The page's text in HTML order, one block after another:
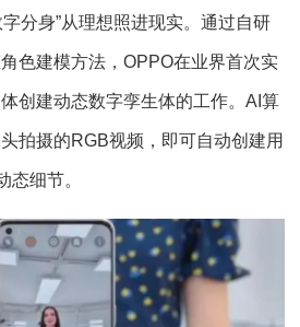
分身”从理想照进现实。通过自研
色建模方法，OPPO在业界首次实
创建动态数字孪生体的工作。AI算
拍摄的RGB视频，即可自动创建用
态细节。